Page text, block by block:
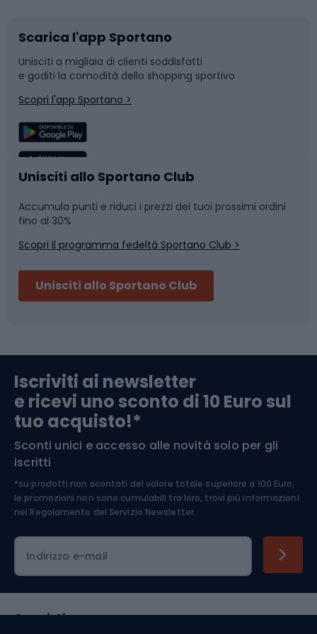
Bushcraft
Corsa
Sport di squadra
Caschi da ciclismo
Skitouring
Abbigliamento da escursionismo
Slitte e slittini
Snowboard
Camminata nordica
Nuoto
Pattinaggio
Componenti per biciclette
Arrampicata
Medicina dello sport
Abbigliamento ciclistico
Scarica l'app Sportano
Unisciti a migliaia di clienti soddisfatti
e goditi la comodità dello shopping sportivo
Scopri l'app Sportano >
Unisciti allo Sportano Club
Accumula punti e riduci i prezzi dei tuoi prossimi ordini
fino al 30%
Scopri il programma fedeltà Sportano Club >
Unisciti allo Sportano Club
Iscriviti ai newsletter
e ricevi uno sconto di 10 Euro sul
tuo acquisto!*
Sconti unici e accesso alle novità solo per gli
iscritti
*su prodotti non scontati del valore totale superiore a 100 Euro,
le promozioni non sono cumulabili tra loro, trovi più informazioni
nel Regolamento del Servizio Newsletter.
Indirizzo e-mail
Acquisti